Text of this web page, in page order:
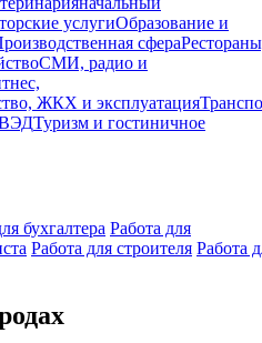
услугиОбразование и
сфера
СМИ, радио и
ЖКХ и эксплуатация
ВЭДТуризм и гостиничное
бухгалтера Работа для
Работа для строителя Работа